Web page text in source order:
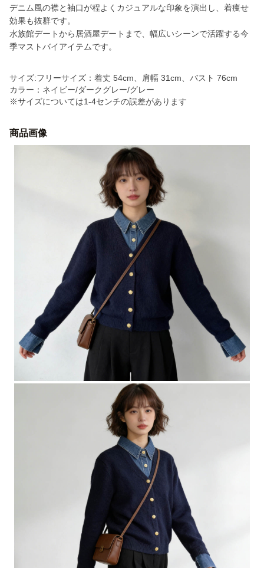
デニム風の襟と袖口が程よくカジュアルな印象を演出し、着痩せ
効果も抜群です。
水族館デートから居酒屋デートまで、幅広いシーンで活躍する今
季マストバイアイテムです。
サイズ:フリーサイズ：着丈 54cm、肩幅 31cm、バスト 76cm
カラー：ネイビー/ダークグレー/グレー
※サイズについては1-4センチの誤差があります
商品画像